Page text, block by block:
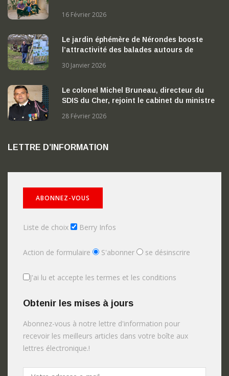
16 Février 2026
Le jardin éphémère de Nérondes booste
l’attractivité des balades autours de
30 Janvier 2026
Le colonel Michel Bruneau, directeur du
SDIS du Cher, rejoint le cabinet du ministre
28 Février 2026
LETTRE D’INFORMATION
Liste de choix Berry Infos
Action de formulaire S'abonner se désinscrire
J'ai lu et accepte les termes et les conditions
Obtenir les mises à jours
Abonnez-vous à notre lettre d'information pour
recevoir les meilleurs articles dans votre boîte aux
lettres électronique.!